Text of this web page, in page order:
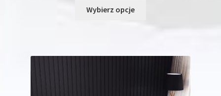
Wybierz opcje
można
wybrać